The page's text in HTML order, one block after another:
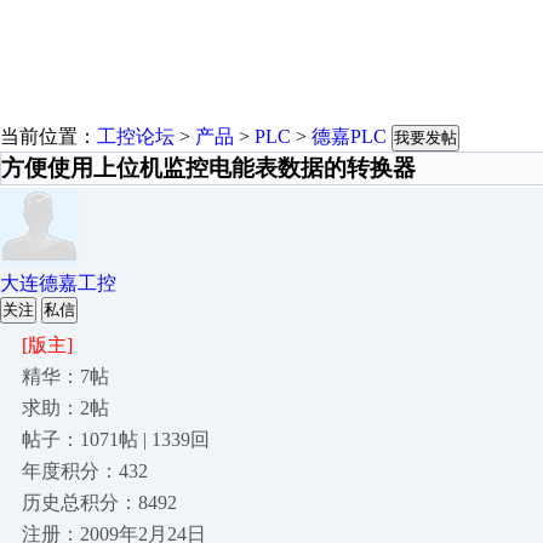
当前位置： 工控论坛 > 产品 > PLC > 德嘉PLC 我要发帖
方便使用上位机监控电能表数据的转换器
大连德嘉工控
关注 私信
[版主]
精华：7帖
求助：2帖
帖子：1071帖 | 1339回
年度积分：432
历史总积分：8492
注册：2009年2月24日